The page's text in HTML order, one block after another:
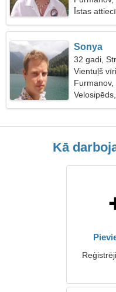
Īstas
Sonya
32 gadi,
Vientuļš
Furmanov,
Kā